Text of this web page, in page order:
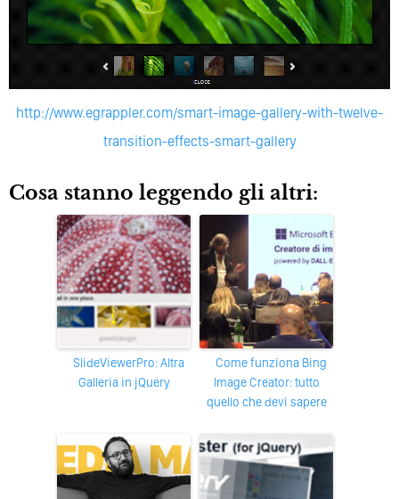
http://www.egrappler.com/smart-image-gallery-with-twelve-
transition-effects-smart-gallery
Cosa stanno leggendo gli altri:
slideViewerPro: Altra
Galleria in jQuery
Come funziona Bing
Image Creator: tutto
quello che devi sapere